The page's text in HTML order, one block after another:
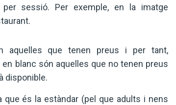
sessió. Per exemple, en la imatge
aquelles que tenen preus i per tant,
blanc són aquelles que no tenen preus
disponible.
que és la estàndar (pel que adults i nens